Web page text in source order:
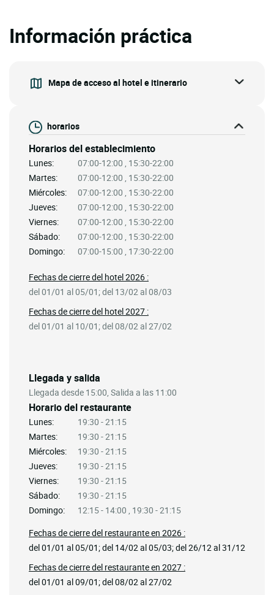
Información práctica
Mapa de acceso al hotel e itinerario
horarios
Horarios del establecimiento
Lunes:
07:00-12:00 , 15:30-22:00
Martes:
07:00-12:00 , 15:30-22:00
Miércoles:
07:00-12:00 , 15:30-22:00
Jueves:
07:00-12:00 , 15:30-22:00
Viernes:
07:00-12:00 , 15:30-22:00
Sábado:
07:00-12:00 , 15:30-22:00
Domingo:
07:00-15:00 , 17:30-22:00
Llegada y salida
Llegada desde 15:00, Salida a las 11:00
Horario del restaurante
Lunes:
19:30 - 21:15
Martes:
19:30 - 21:15
Miércoles:
19:30 - 21:15
Jueves:
19:30 - 21:15
Viernes:
19:30 - 21:15
Sábado:
19:30 - 21:15
Domingo:
12:15 - 14:00 , 19:30 - 21:15
Fechas de cierre del restaurante en 2026 :
del 01/01 al 05/01; del 14/02 al 05/03; del 26/12 al 31/12
Fechas de cierre del restaurante en 2027 :
del 01/01 al 09/01; del 08/02 al 27/02
Fechas de cierre del hotel 2026 :
del 01/01 al 05/01; del 13/02 al 08/03
Fechas de cierre del hotel 2027 :
del 01/01 al 10/01; del 08/02 al 27/02